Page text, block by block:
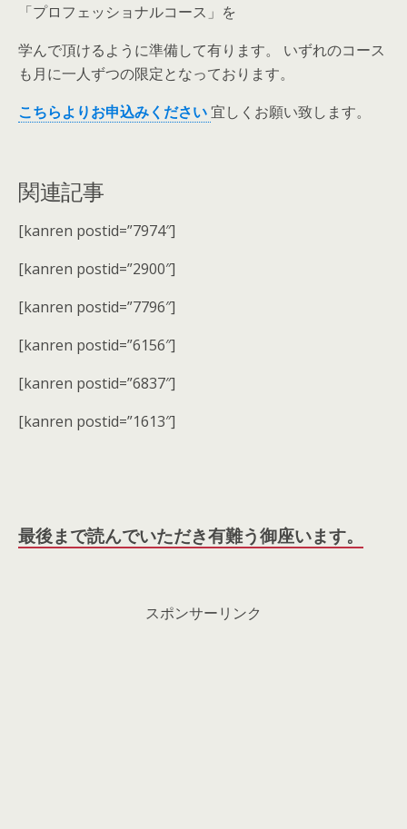
「プロフェッショナルコース」を
学んで頂けるように準備して有ります。 いずれのコース
も月に一人ずつの限定となっております。
こちらよりお申込みください宜しくお願い致します。
関連記事
[kanren postid=”7974″]
[kanren postid=”2900″]
[kanren postid=”7796″]
[kanren postid=”6156″]
[kanren postid=”6837″]
[kanren postid=”1613″]
最後まで読んでいただき有難う御座います。
スポンサーリンク